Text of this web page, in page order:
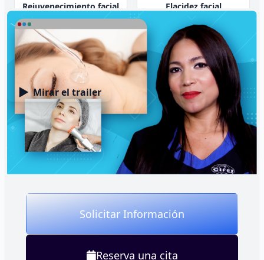
Rejuvenecimiento facial Flacidez facial
Manchas y cicatrices
Mirar el trailer
Solicitar Información
Reserva una cita